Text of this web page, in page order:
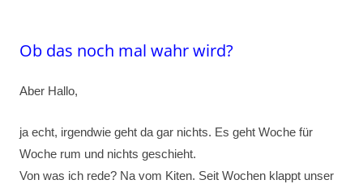
Ob das noch mal wahr wird?
Aber Hallo,
ja echt, irgendwie geht da gar nichts. Es geht Woche für
Woche rum und nichts geschieht.
Von was ich rede? Na vom Kiten. Seit Wochen klappt unser